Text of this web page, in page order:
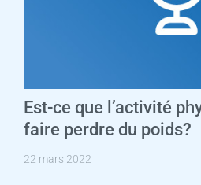
Est-ce que l’activité
faire perdre du poids?
22 mars 2022